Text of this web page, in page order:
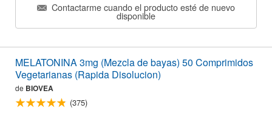
Contactarme cuando el producto esté de nuevo
disponible
MELATONINA 3mg (Mezcla de bayas) 50 Comprimidos
Vegetarianas (Rapida Disolucion)
de BIOVEA
(375)